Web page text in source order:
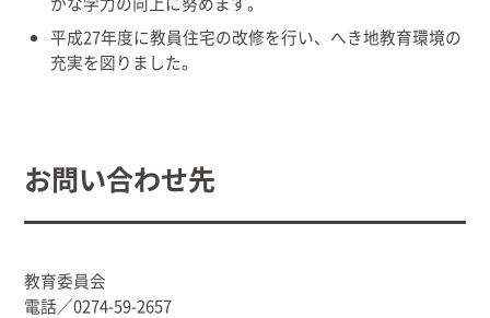
平成27年度に教員住宅の改修を行い、へき地教育環境の
充実を図りました。
お問い合わせ先
教育委員会
電話／0274-59-2657